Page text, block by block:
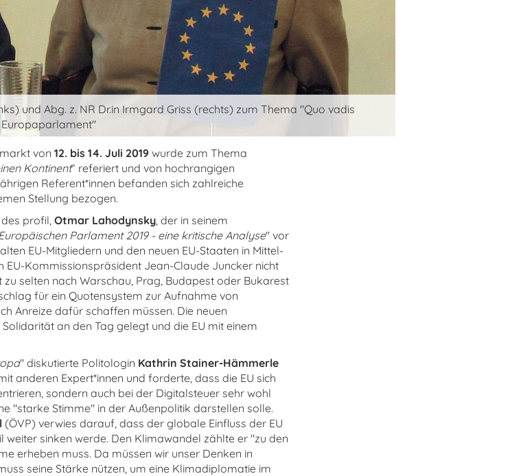
und Abg. z. NR Dr.in Irmgard Griss (rechts) zum Thema "Quo vadis
Europaparlament"
von 12. bis 14. Juli 2019 wurde zum Thema
Kontinent“ referiert und von hochrangigen
Referent*innen befanden sich zahlreiche
Stellung bezogen.
profil, Otmar Lahodynsky, der in seinem
Parlament 2019 - eine kritische Analyse" vor
EU-Mitgliedern und den neuen EU-Staaten in Mittel-
EU-Kommissionspräsident Jean-Claude Juncker nicht
selten nach Warschau, Prag, Budapest oder Bukarest
für ein Quotensystem zur Aufnahme von
Anreize dafür schaffen müssen. Die neuen
an den Tag gelegt und die EU mit einem
" diskutierte Politologin Kathrin Stainer-Hämmerle
anderen Expert*innen und forderte, dass die EU sich
sondern auch bei der Digitalsteuer sehr wohl
"starke Stimme" in der Außenpolitik darstellen solle.
(ÖVP) verwies darauf, dass der globale Einfluss der EU
sinken werde. Den Klimawandel zählte er "zu den
erheben muss. Da müssen wir unser Denken in
seine Stärke nützen, um eine Klimadiplomatie im